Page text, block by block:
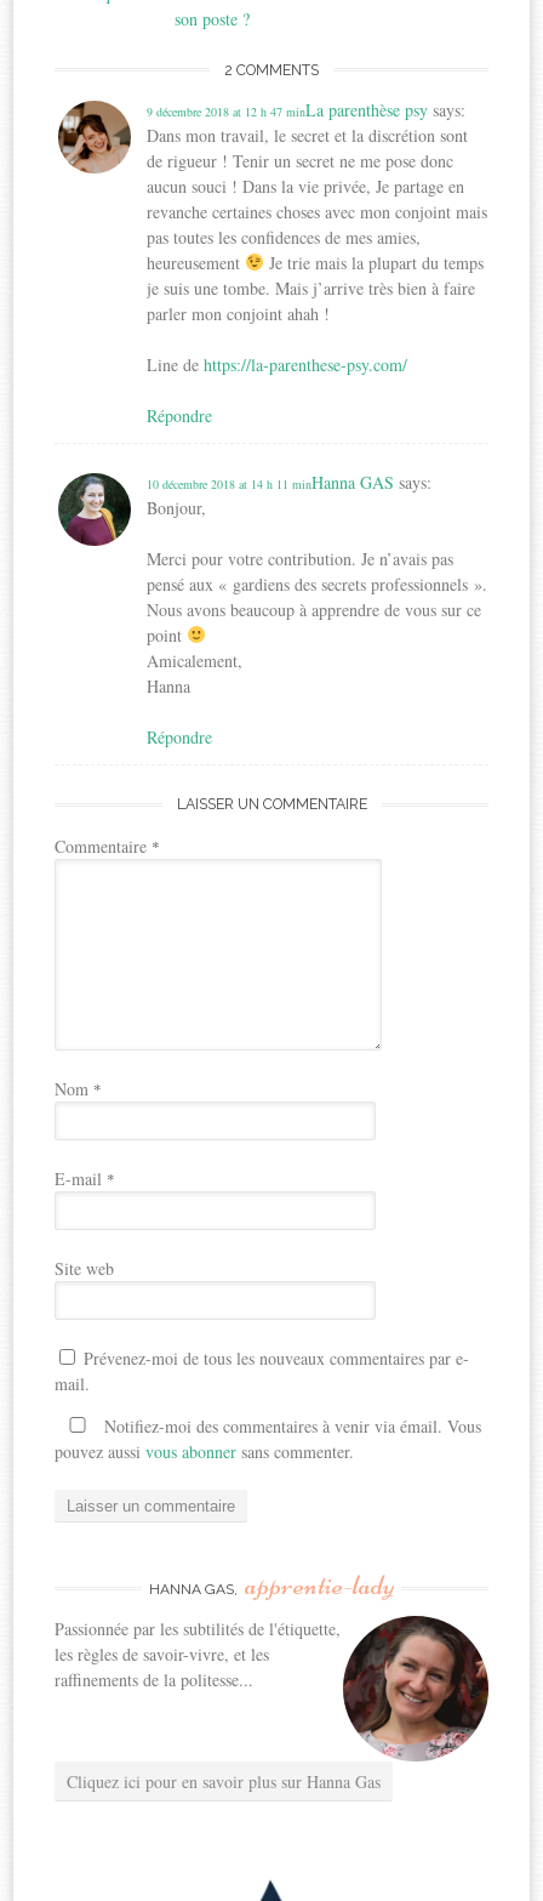
son poste ?
2 COMMENTS
La parenthèse psy says:
9 décembre 2018 at 12 h 47 min
Dans mon travail, le secret et la discrétion sont
de rigueur ! Tenir un secret ne me pose donc
aucun souci ! Dans la vie privée, Je partage en
revanche certaines choses avec mon conjoint mais
pas toutes les confidences de mes amies,
heureusement
Je trie mais la plupart du temps
je suis une tombe. Mais j’arrive très bien à faire
parler mon conjoint ahah !
Line dehttps://la-parenthese-psy.com/
Répondre
Hanna GAS says:
10 décembre 2018 at 14 h 11 min
Bonjour,
Merci pour votre contribution. Je n’avais pas
pensé aux « gardiens des secrets professionnels ».
Nous avons beaucoup à apprendre de vous sur ce
point
Amicalement,
Hanna
Répondre
LAISSER UN COMMENTAIRE
Commentaire *
Nom *
E-mail *
Site web
Prévenez-moi de tous les nouveaux commentaires par e-
mail.
Notifiez-moi des commentaires à venir via émail. Vous
pouvez aussivous abonner sans commenter.
HANNA GAS, apprentie-lady
Passionnée par les subtilités de l'étiquette,
les règles de savoir-vivre, et les
raffinements de la politesse...
Cliquez ici pour en savoir plus sur Hanna Gas